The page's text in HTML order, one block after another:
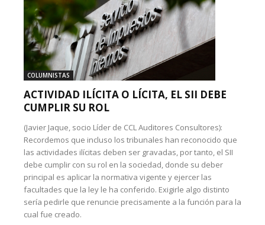
COLUMNISTAS
ACTIVIDAD ILÍCITA O LÍCITA, EL SII DEBE
CUMPLIR SU ROL
(Javier Jaque, socio Líder de CCL Auditores Consultores):
Recordemos que incluso los tribunales han reconocido que
las actividades ilícitas deben ser gravadas, por tanto, el SII
debe cumplir con su rol en la sociedad, donde su deber
principal es aplicar la normativa vigente y ejercer las
facultades que la ley le ha conferido. Exigirle algo distinto
sería pedirle que renuncie precisamente a la función para la
cual fue creado.